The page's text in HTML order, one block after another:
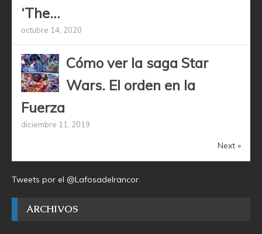
‘The...
octubre 14, 2020
Cómo ver la saga Star
Wars. El orden en la
Fuerza
diciembre 11, 2019
Next »
Tweets por el @Lafosadelrancor.
ARCHIVOS